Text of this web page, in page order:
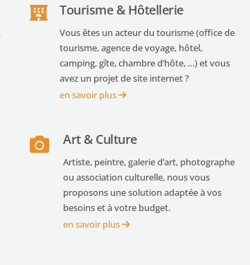
Tourisme & Hôtellerie
Vous êtes un acteur du tourisme (office de
tourisme, agence de voyage, hôtel,
camping, gîte, chambre d’hôte, …) et vous
avez un projet de site internet ?
en savoir plus
Art & Culture
Artiste, peintre, galerie d’art, photographe
ou association culturelle, nous vous
proposons une solution adaptée à vos
besoins et à votre budget.
en savoir plus